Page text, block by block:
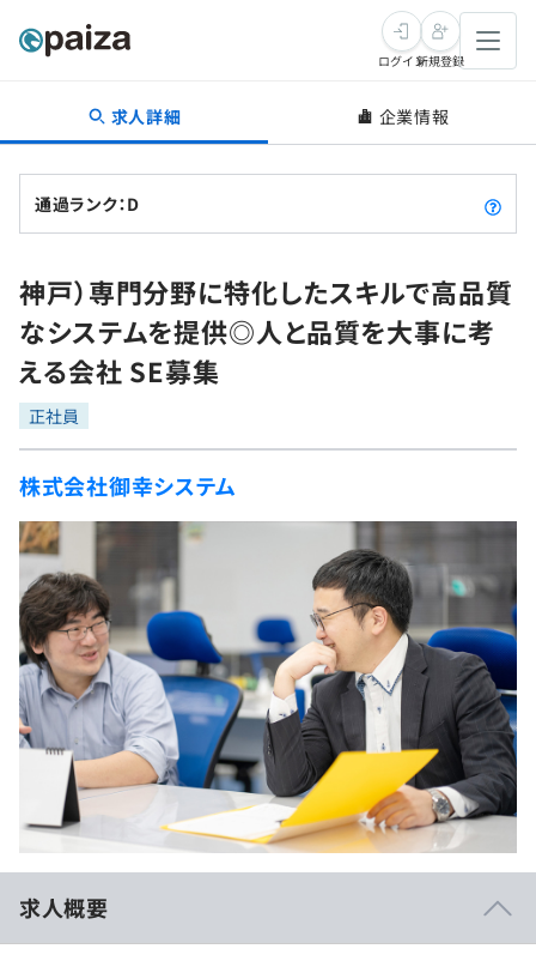
転職・キャリア
転職成功ガイド
転職エージェント
インタビュー
転職成功ガイド
新卒就活
求人検索
本選考
インターン
新卒エージェント
イベント・セミナー
インタビュー
就活成功ガイド
学習
問題集
4択課題
ナレッジ
リファレンス
プラン
個人向けプラン
法人向けプラン
学校向けプラン
契約内容・クーポン
プログラミング言語
評価結果一覧
再チャレンジ結果一覧
ゲーム・マンガ
Tech Team Journal
paiza times
note
paizaとは？
ログイン新規登録
求人詳細 企業情報
通過ランク：D
神戸）専門分野に特化したスキルで高品質
なシステムを提供◎人と品質を大事に考
える会社 SE募集
正社員
株式会社御幸システム
求人概要